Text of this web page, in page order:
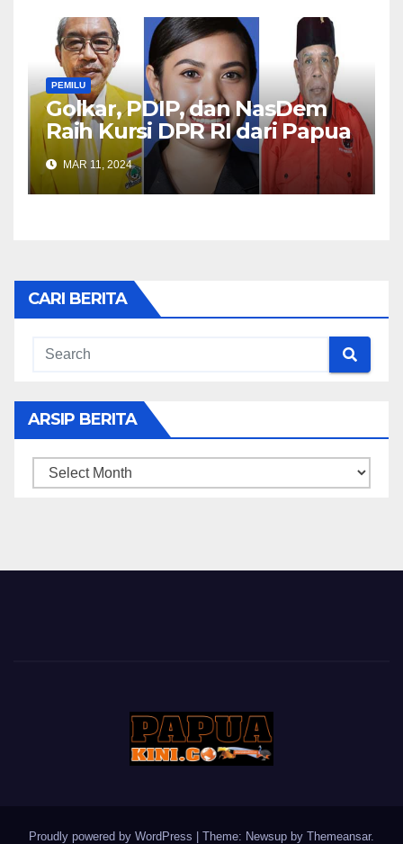
PEMILU
Golkar, PDIP, dan NasDem
Raih Kursi DPR RI dari Papua
Barat
MAR 11, 2024
CARI BERITA
ARSIP BERITA
ARSIP
Proudly powered by WordPress Theme: Newsup by Themeansar.